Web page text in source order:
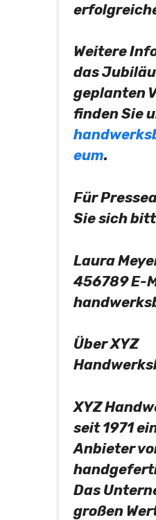
Weitere
das
geplanten
finden Sie
eum.
Für
Sie sich
Laura
456789 E-
Über XYZ
XYZ
seit 1971
Anbieter
Das
großen